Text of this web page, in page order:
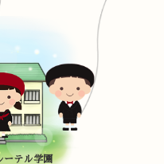
ーテル学園